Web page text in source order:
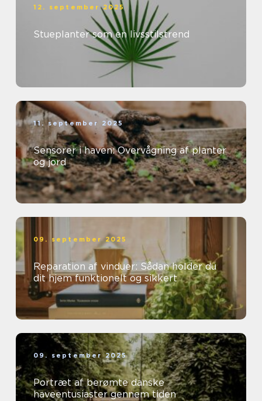
12. september 2025
Stueplanter som en livsstilstrend
11. september 2025
Sensorer i haven: Overvågning af planter
og jord
09. september 2025
Reparation af vinduer: Sådan holder du
dit hjem funktionelt og sikkert
09. september 2025
Portræt af berømte danske
haveentusiaster gennem tiden